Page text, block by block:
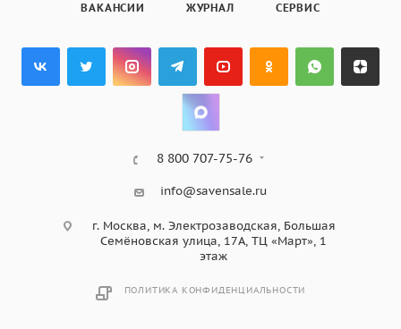
ВАКАНСИИ ЖУРНАЛ СЕРВИС
8 800 707-75-76
info@savensale.ru
г. Москва, м. Электрозаводская, Большая
Семёновская улица, 17А, ТЦ «Март», 1
этаж
ПОЛИТИКА КОНФИДЕНЦИАЛЬНОСТИ